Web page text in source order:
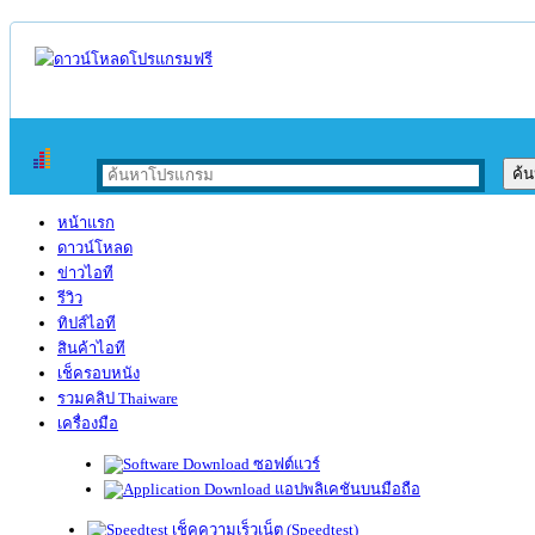
หน้าแรก
ดาวน์โหลด
ข่าวไอที
รีวิว
ทิปส์ไอที
สินค้าไอที
เช็ครอบหนัง
รวมคลิป Thaiware
เครื่องมือ
ซอฟต์แวร์
แอปพลิเคชันบนมือถือ
เช็คความเร็วเน็ต (Speedtest)